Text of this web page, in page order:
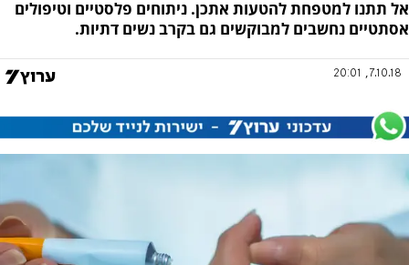
אל תתנו למטפחת להטעות אתכן. ניתוחים פלסטיים וטיפולים
אסתטיים נחשבים למבוקשים גם בקרב נשים דתיות.
7.10.18, 20:01